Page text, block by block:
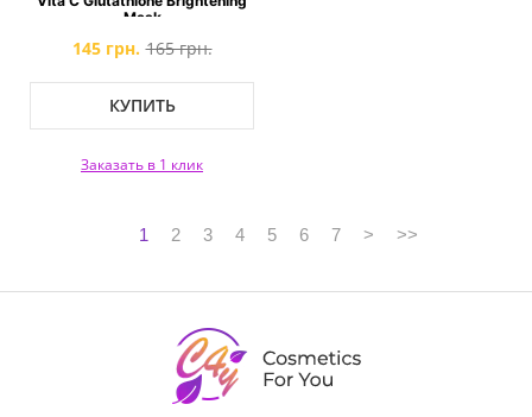
Mask
145 грн. 165 грн.
КУПИТЬ
Заказать в 1 клик
1 2 3 4 5 6 7 > >>